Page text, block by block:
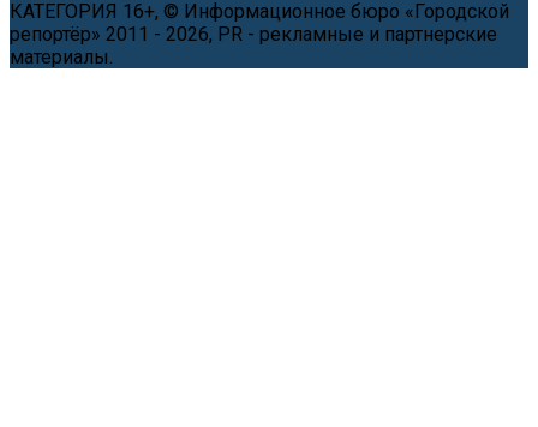
КАТЕГОРИЯ 16+, © Информационное бюро «Городской
репортёр» 2011 - 2026, PR - рекламные и партнерские
материалы.